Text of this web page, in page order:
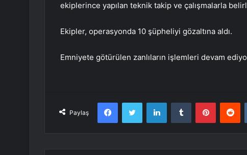
ekiplerince yapılan teknik takip ve çalışmalarla
Ekipler, operasyonda 10 şüpheliyi gözaltına aldı.
Emniyete götürülen zanlıların işlemleri devam
Paylaş
FacebookTwitter LinkedInTumblr Pinterest